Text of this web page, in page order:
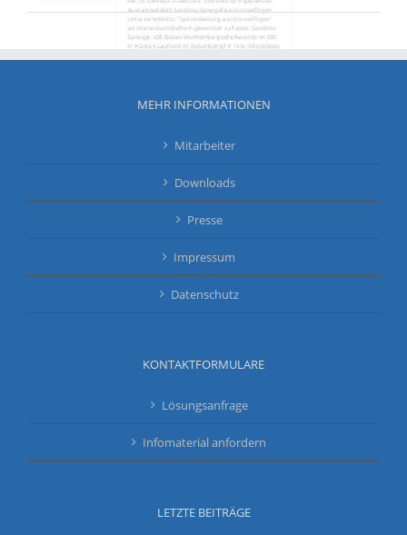
Spitzenleistung aus Grosselfingen
der LG Steinlach-Zollern e.V. und freut sich speziell das
unter dem Motto: "Spitzenleistung aus Grosselfingen"
als Markenbotschafterin gewonnen zu haben. Sandrina
Sprengel hält Baden-Württembergische Rekorde im 300
m Hürden-Lauf und im Siebenkampf in Ihrer Altersklasse
und hat sich aktuell bei den Baden-Württembergischen
Hallenmeisterschaften in der [...]
einem modernen Bewerbermanagement die Bewerbung